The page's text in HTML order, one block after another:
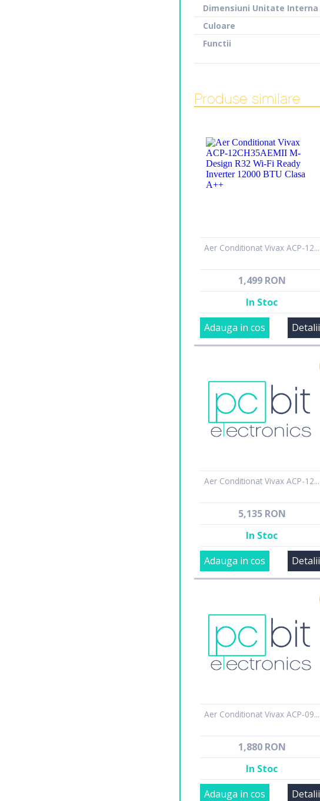
Dimensiuni Unitate Interna
Culoare
Functii
Produse similare
Aer Conditionat Vivax ACP-12...
1,499 RON
In Stoc
Adauga in cos
Detalii
Aer Conditionat Vivax ACP-12...
5,135 RON
In Stoc
Adauga in cos
Detalii
Aer Conditionat Vivax ACP-09...
1,880 RON
In Stoc
Adauga in cos
Detalii